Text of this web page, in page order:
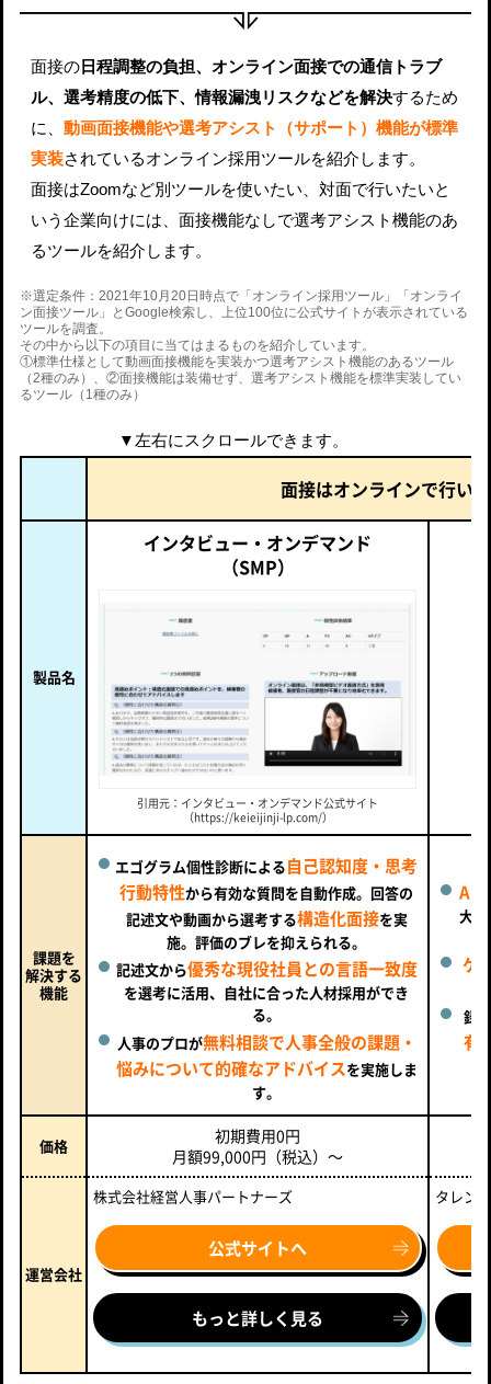
面接の 日程調整の負担、オンライン面接での通信トラブ
ル、選考精度の低下、情報漏洩リスクなどを解決するため
に、 動画面接機能や選考アシスト（サポート）機能が標準
実装されているオンライン採用ツールを紹介します。
面接はZoomなど別ツールを使いたい、対面で行いたいと
いう企業向けには、面接機能なしで選考アシスト機能のあ
るツールを紹介します。
※選定条件：2021年10月20日時点で「オンライン採用ツール」「オンライ
ン面接ツール」とGoogle検索し、上位100位に公式サイトが表示されている
ツールを調査。
その中から以下の項目に当てはまるものを紹介しています。
①標準仕様として動画面接機能を実装かつ選考アシスト機能のあるツール
（2種のみ）、②面接機能は装備せず、選考アシスト機能を標準実装してい
るツール（1種のみ）
▼左右にスクロールできます。
面接はオンラインで行い
製品名
インタビュー・オンデマンド
（SMP）
引用元：インタビュー・オンデマンド公式サイト
（https://keieijinji-lp.com/）
課題を
解決する
機能
エゴグラム個性診断による自己認知度・思考
行動特性から有効な質問を自動作成。回答の
記述文や動画から選考する構造化面接を実
施。評価のブレを抑えられる。
記述文から優秀な現役社員との言語一致度
を選考に活用、自社に合った人材採用ができ
る。
人事のプロが無料相談で人事全般の課題・
悩みについて的確なアドバイスを実施しま
す。
AI
大
ゲ
録
有
価格
初期費用0円
月額99,000円（税込）～
運営会社
株式会社経営人事パートナーズ
公式サイトへ
もっと詳しく見る
タレン